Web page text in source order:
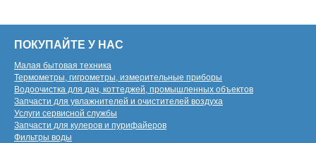
ПОКУПАЙТЕ У НАС
Малая бытовая техника
Термометры, гигрометры, измерительные приборы
Водоочистка для дач, коттеджей, промышленных объектов
Запчасти для увлажнителей и очистителей воздуха
Услуги сервисной службы
Запчасти для кулеров и пурифайеров
Фильтры воды